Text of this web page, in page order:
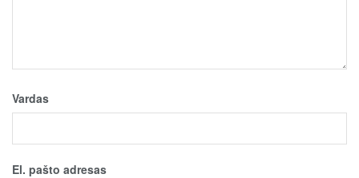
Vardas
El. pašto adresas